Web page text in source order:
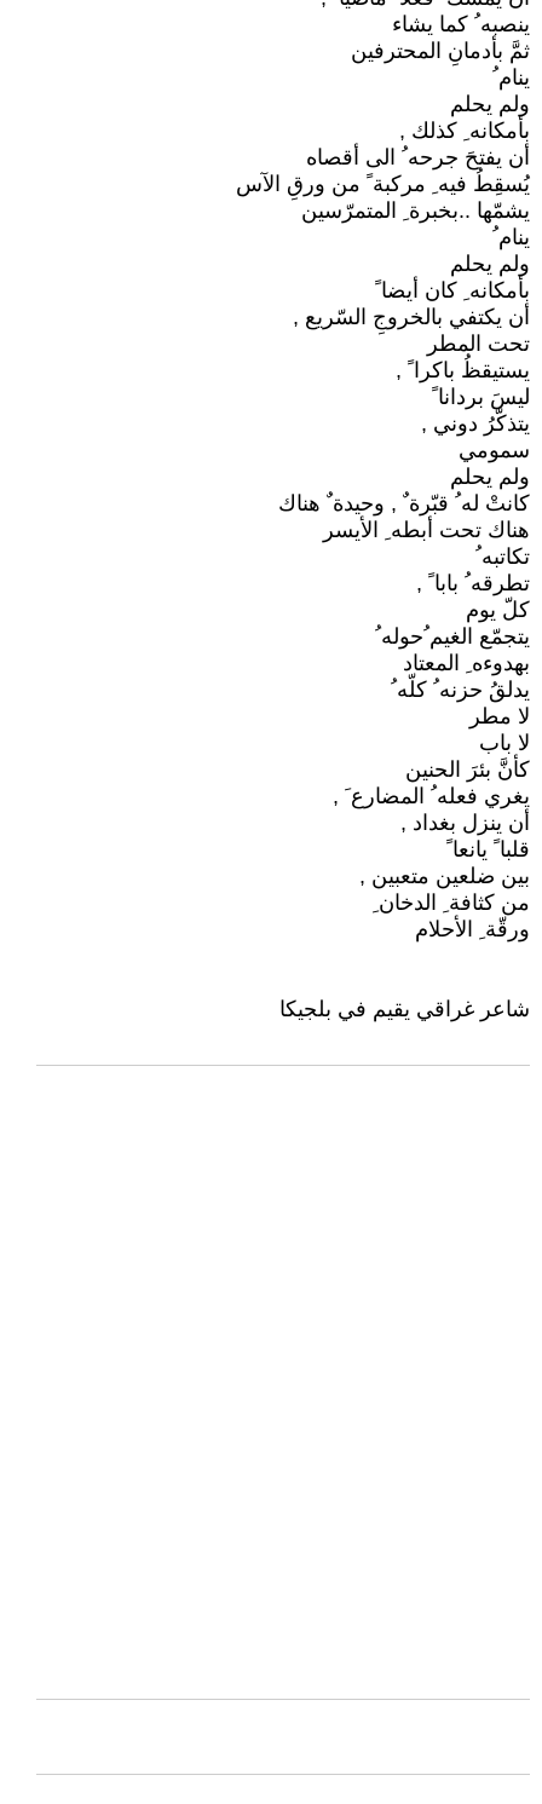
ينصبه ُ كما يشاء
ثمَّ بأدمانِ المحترفين
ينام ُ
ولم يحلم
بأمكانه ِ كذلك ,
أن يفتحَ جرحه ُ الى أقصاه
يُسقِطُ فيه ِ مركبة ً من ورقِ الآس
يشمّها ..بخبرة ِ المتمرّسين
ينام ُ
ولم يحلم
بأمكانه ِ كان أيضا ً
أن يكتفي بالخروجِ السّريع ,
تحت المطر
يستيقظُ باكرا ً ,
ليسَ بردانا ً
يتذكّرُ دوني ,
سمومي
ولم يحلم
كانتْ له ُ قبّرة ٌ , وحيدة ٌ هناك
هناك تحت أبطه ِ الأيسر
تكاتبه ُ
تطرقه ُ بابا ً ,
كلّ يوم
يتجمّع الغيم ُحوله ُ
بهدوءه ِ المعتاد
يدلقُ حزنه ُ كلّه ُ
لا مطر
لا باب
كأنَّ بئرَ الحنين
يغري فعله ُ المضارع َ ,
أن ينزل بغداد ,
قلبا ً يانعا ً
بين ضلعين متعبين ,
من كثافة ِ الدخان ِ
ورقّة ِ الأحلام
شاعر غراقي يقيم في بلجيكا